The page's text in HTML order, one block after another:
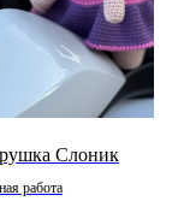
Слоник
работа